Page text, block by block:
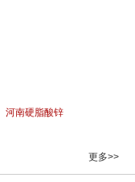
河南硬脂酸锌
更多>>